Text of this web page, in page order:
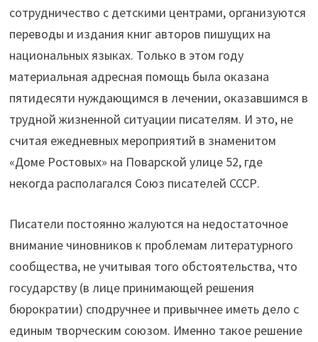
сотрудничество с детскими центрами, организуются
переводы и издания книг авторов пишущих на
национальных языках. Только в этом году
материальная адресная помощь была оказана
пятидесяти нуждающимся в лечении, оказавшимся в
трудной жизненной ситуации писателям. И это, не
считая ежедневных мероприятий в знаменитом
«Доме Ростовых» на Поварской улице 52, где
некогда располагался Союз писателей СССР.
Писатели постоянно жалуются на недостаточное
внимание чиновников к проблемам литературного
сообщества, не учитывая того обстоятельства, что
государству (в лице принимающей решения
бюрократии) сподручнее и привычнее иметь дело с
единым творческим союзом. Именно такое решение